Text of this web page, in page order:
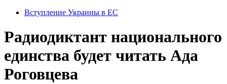
Вступление Украины в ЕС
Радиодиктант национального
единства будет читать Ада
Роговцева